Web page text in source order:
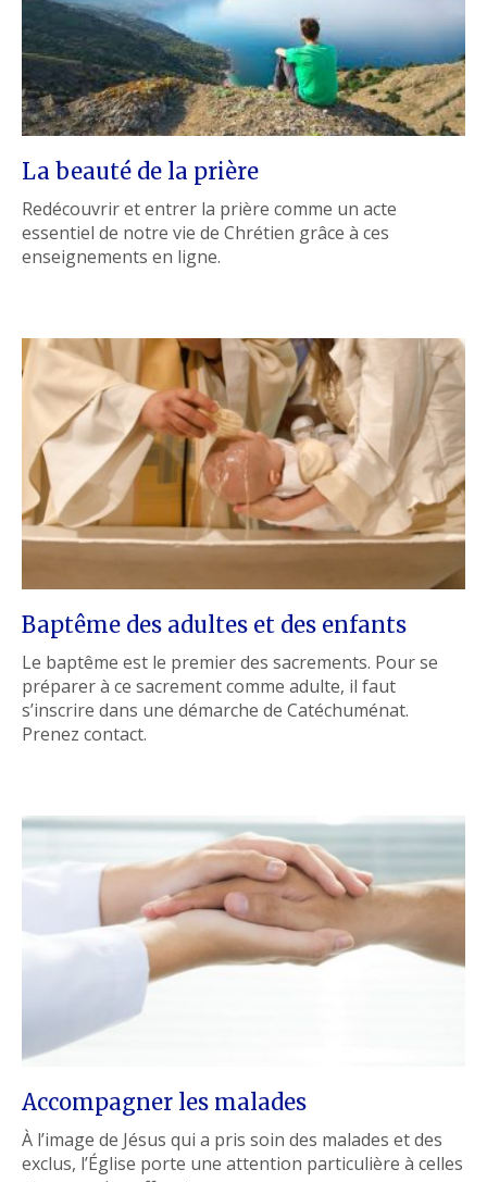
La beauté de la prière
Redécouvrir et entrer la prière comme un acte
essentiel de notre vie de Chrétien grâce à ces
enseignements en ligne.
Baptême des adultes et des enfants
Le baptême est le premier des sacrements. Pour se
préparer à ce sacrement comme adulte, il faut
s’inscrire dans une démarche de Catéchuménat.
Prenez contact.
Accompagner les malades
À l’image de Jésus qui a pris soin des malades et des
exclus, l’Église porte une attention particulière à celles